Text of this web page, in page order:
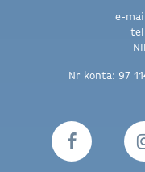
e-
Nr konta: 97